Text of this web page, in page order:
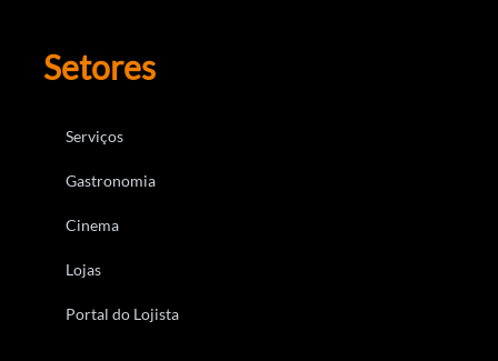
Setores
Serviços
Gastronomia
Cinema
Lojas
Portal do Lojista